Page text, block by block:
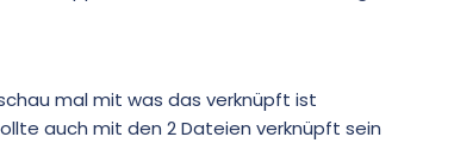
mal mit was das verknüpft ist
auch mit den 2 Dateien verknüpft sein